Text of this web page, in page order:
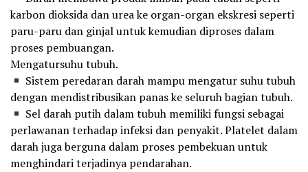
karbon dioksida dan urea ke organ-organ ekskresi seperti
paru-paru dan ginjal untuk kemudian diproses dalam
proses pembuangan.
Mengatursuhu tubuh.
Sistem peredaran darah mampu mengatur suhu tubuh
dengan mendistribusikan panas ke seluruh bagian tubuh.
Sel darah putih dalam tubuh memiliki fungsi sebagai
perlawanan terhadap infeksi dan penyakit. Platelet dalam
darah juga berguna dalam proses pembekuan untuk
menghindari terjadinya pendarahan.